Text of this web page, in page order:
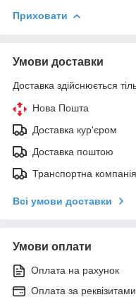
Приховати
Умови доставки
Доставка здійснюється
Нова Пошта
Доставка кур'єром
Доставка поштою
Транспортна компанія
Всі умови доставки
Умови оплати
Оплата на рахунок
Оплата за реквізитами